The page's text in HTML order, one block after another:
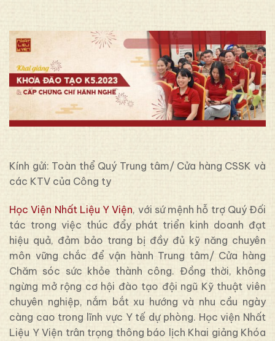
Kính gửi: Toàn thể Quý Trung tâm/ Cửa hàng CSSK và
các KTV của Công ty
Học Viện Nhất Liệu Y Viện, với sứ mệnh hỗ trợ Quý Đối
tác trong việc thúc đẩy phát triển kinh doanh đạt
hiệu quả, đảm bảo trang bị đầy đủ kỹ năng chuyên
môn vững chắc để vận hành Trung tâm/ Cửa hàng
Chăm sóc sức khỏe thành công. Đồng thời, không
ngừng mở rộng cơ hội đào tạo đội ngũ Kỹ thuật viên
chuyên nghiệp, nắm bắt xu hướng và nhu cầu ngày
càng cao trong lĩnh vực Y tế dự phòng. Học viện Nhất
Liệu Y Viện trân trọng thông báo lịch Khai giảng Khóa